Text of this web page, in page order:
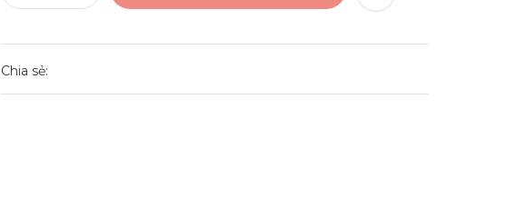
Chia sẻ: